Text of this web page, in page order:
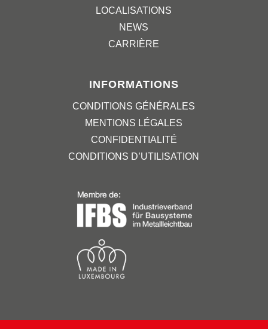
LOCALISATIONS
NEWS
CARRIÈRE
INFORMATIONS
CONDITIONS GÉNÉRALES
MENTIONS LÉGALES
CONFIDENTIALITÉ
CONDITIONS D’UTILISATION